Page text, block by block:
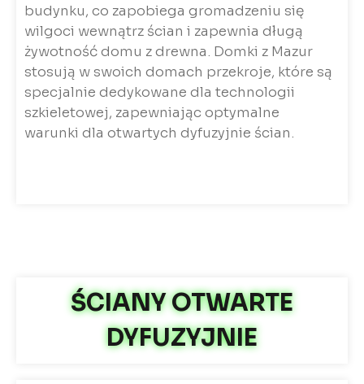
budynku, co zapobiega gromadzeniu się
wilgoci wewnątrz ścian i zapewnia długą
żywotność domu z drewna. Domki z Mazur
stosują w swoich domach przekroje, które są
specjalnie dedykowane dla technologii
szkieletowej, zapewniając optymalne
warunki dla otwartych dyfuzyjnie ścian.
ŚCIANY OTWARTE
DYFUZYJNIE